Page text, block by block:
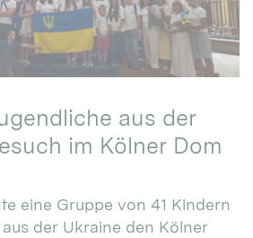
aus der
im Kölner Dom
eine Gruppe von 41 Kindern
der Ukraine den Kölner